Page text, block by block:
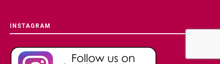
INSTAGRAM